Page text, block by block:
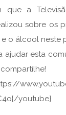
que a
sobre os
o álcool neste
ajudar esta
youtube}